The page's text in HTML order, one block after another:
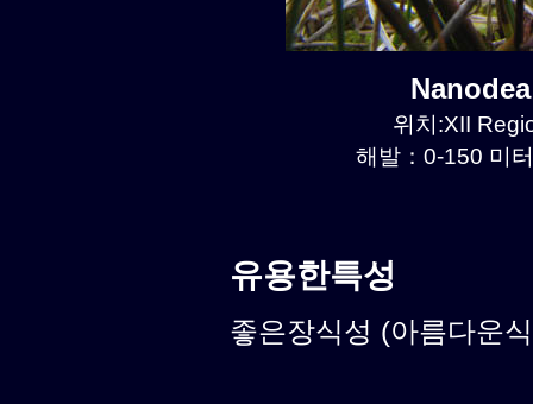
위치:XII
해발：0-150 미
유용한특성
좋은장식성 (아름다운